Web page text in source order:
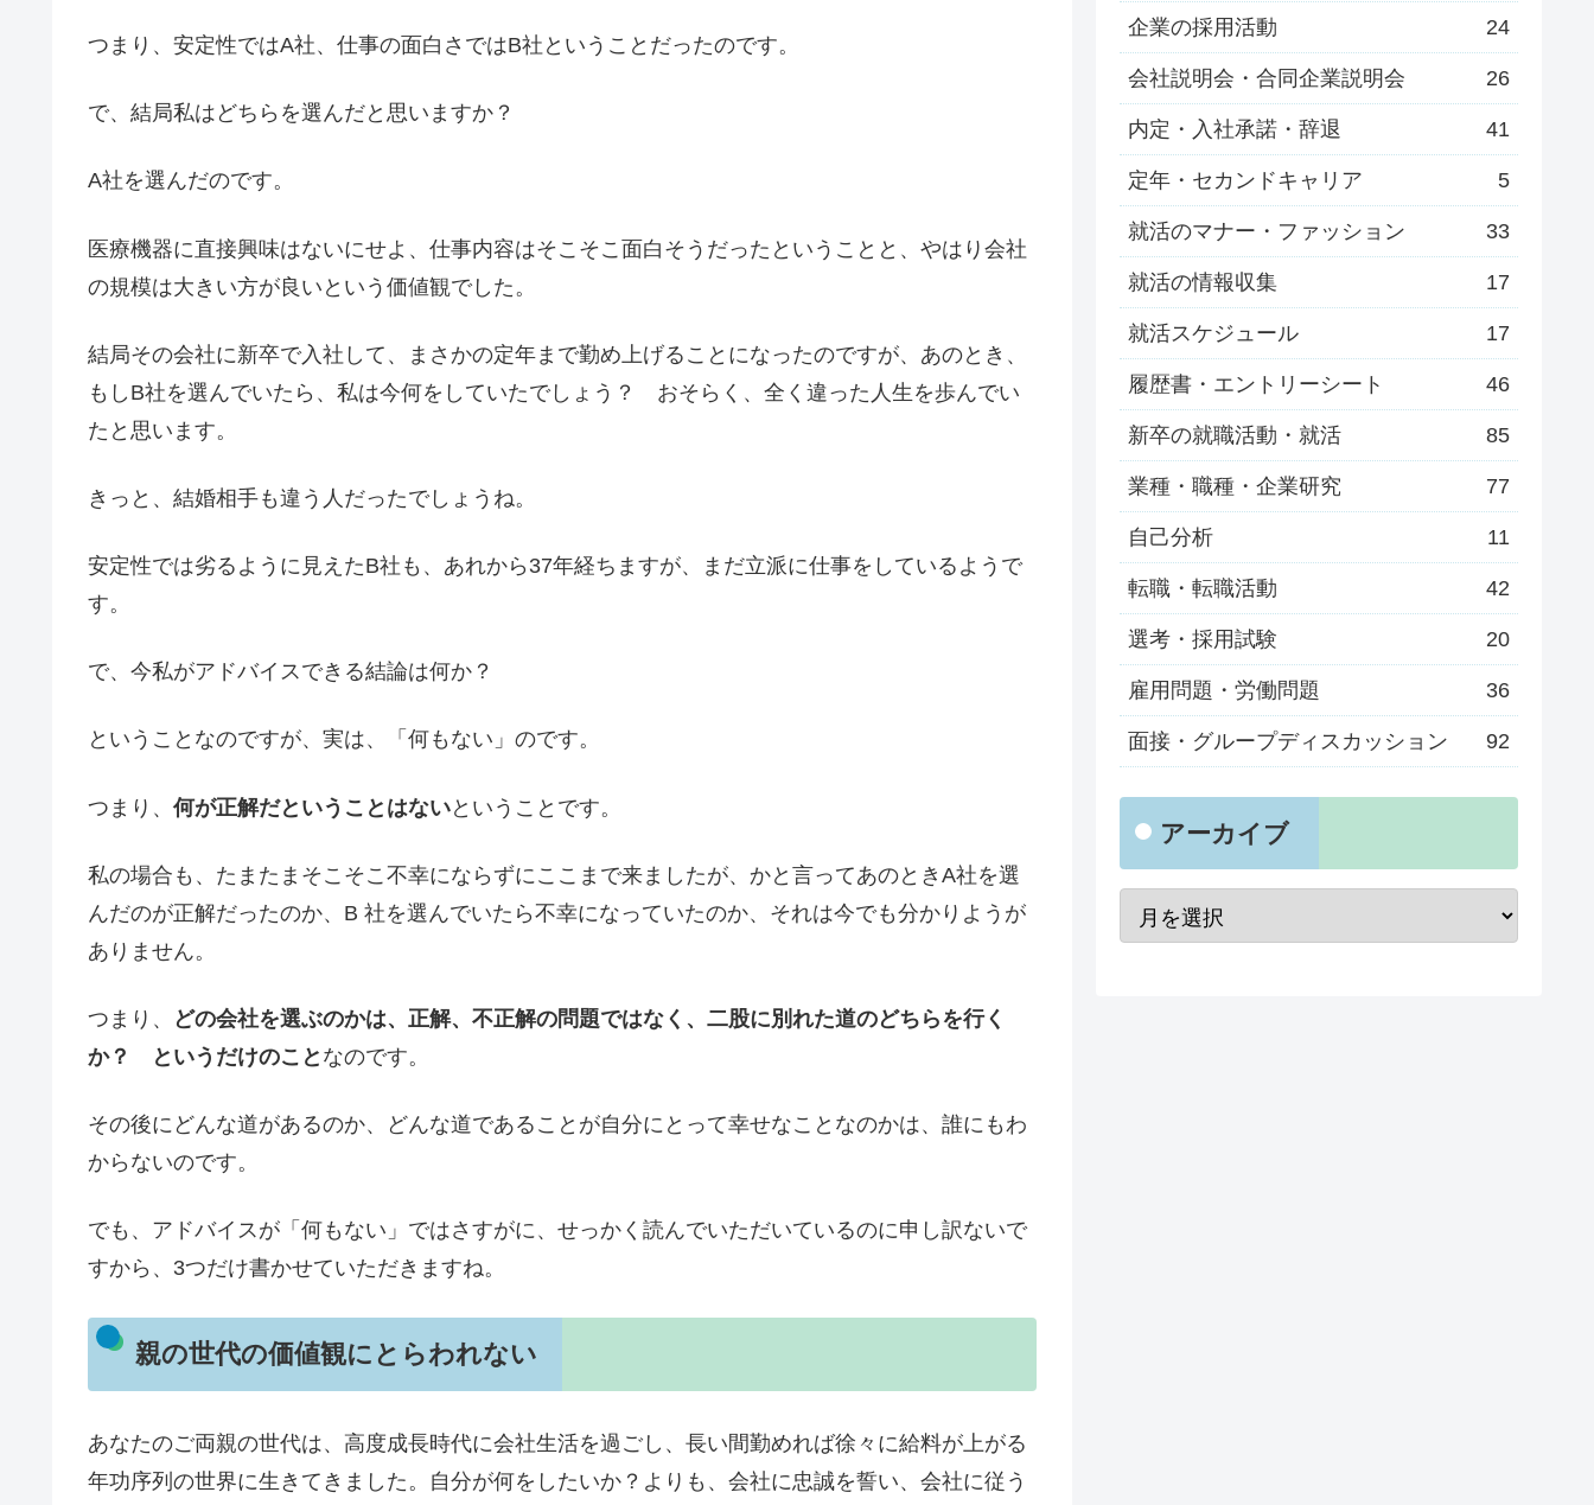
つまり、安定性ではA社、仕事の面白さではB社ということだったのです。
で、結局私はどちらを選んだと思いますか？
A社を選んだのです。
医療機器に直接興味はないにせよ、仕事内容はそこそこ面白そうだったということと、やはり会社
の規模は大きい方が良いという価値観でした。
結局その会社に新卒で入社して、まさかの定年まで勤め上げることになったのですが、あのとき、
もしB社を選んでいたら、私は今何をしていたでしょう？ おそらく、全く違った人生を歩んでい
たと思います。
きっと、結婚相手も違う人だったでしょうね。
安定性では劣るように見えたB社も、あれから37年経ちますが、まだ立派に仕事をしているようで
す。
で、今私がアドバイスできる結論は何か？
ということなのですが、実は、「何もない」のです。
つまり、 何が正解だということはないということです。
私の場合も、たまたまそこそこ不幸にならずにここまで来ましたが、かと言ってあのときA社を選
んだのが正解だったのか、B 社を選んでいたら不幸になっていたのか、それは今でも分かりようが
ありません。
つまり、
どの会社を選ぶのかは、正解、不正解の問題ではなく、二股に別れた道のどちらを行く
か？ というだけのこと なのです。
その後にどんな道があるのか、どんな道であることが自分にとって幸せなことなのかは、誰にもわ
からないのです。
でも、アドバイスが「何もない」ではさすがに、せっかく読んでいただいているのに申し訳ないで
すから、3つだけ書かせていただきますね。
親の世代の価値観にとらわれない
あなたのご両親の世代は、高度成長時代に会社生活を過ごし、長い間勤めれば徐々に給料が上がる
年功序列の世界に生きてきました。自分が何をしたいか？よりも、会社に忠誠を誓い、会社に従う
企業の採用活動 24
会社説明会・合同企業説明会 26
内定・入社承諾・辞退 41
定年・セカンドキャリア 5
就活のマナー・ファッション 33
就活の情報収集 17
就活スケジュール 17
履歴書・エントリーシート 46
新卒の就職活動・就活 85
業種・職種・企業研究 77
自己分析 11
転職・転職活動 42
選考・採用試験 20
雇用問題・労働問題 36
面接・グループディスカッション 92
アーカイブ